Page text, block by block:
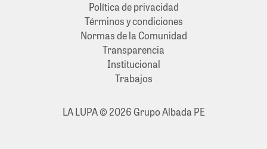
Política de privacidad
Términos y condiciones
Normas de la Comunidad
Transparencia
Institucional
Trabajos
LA LUPA © 2026 Grupo Albada PE